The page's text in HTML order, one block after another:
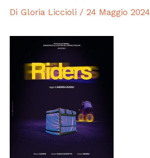
Di Gloria Liccioli / 24 Maggio 2024